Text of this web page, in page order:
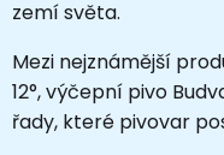
zemí světa.
Mezi nejznámější
12°, výčepní pivo
řady, které pivovar